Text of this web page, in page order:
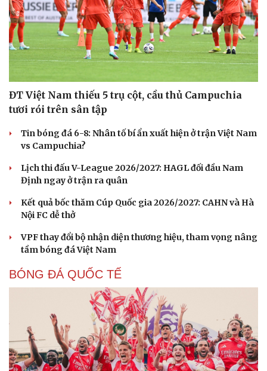
ĐT Việt Nam thiếu 5 trụ cột, cầu thủ Campuchia
tươi rói trên sân tập
Tin bóng đá 6-8: Nhân tố bí ẩn xuất hiện ở trận Việt Nam
vs Campuchia?
Lịch thi đấu V-League 2026/2027: HAGL đối đầu Nam
Định ngay ở trận ra quân
Kết quả bốc thăm Cúp Quốc gia 2026/2027: CAHN và Hà
Nội FC dễ thở
VPF thay đổi bộ nhận diện thương hiệu, tham vọng nâng
tầm bóng đá Việt Nam
BÓNG ĐÁ QUỐC TẾ